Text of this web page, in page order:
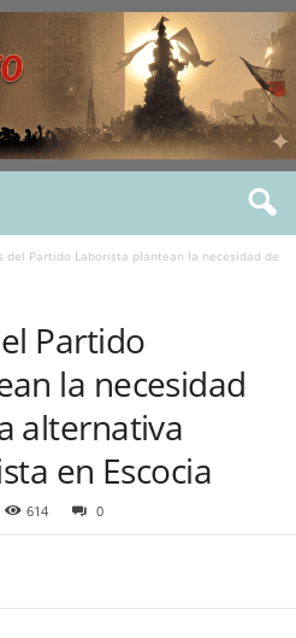
del Partido Laborista plantean la necesidad de
Partido
la necesidad
alternativa
en Escocia
614 0